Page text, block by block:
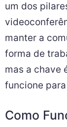
um dos
manter a
forma de
mas a chave
funcione
Como